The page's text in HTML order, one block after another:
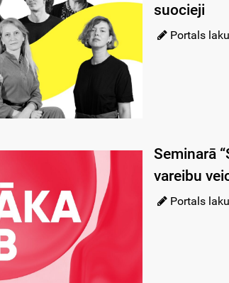
suocieji
Portals
Seminarā
vareibu
Portals